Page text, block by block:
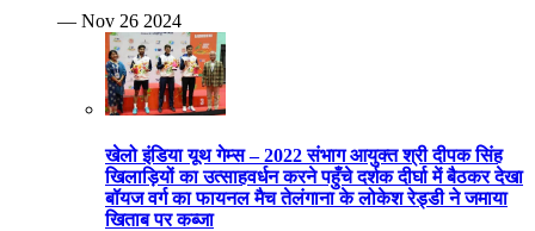
— Nov 26 2024
खेलो इंडिया यूथ गेम्स – 2022 संभाग आयुक्त श्री दीपक सिंह
खिलाड़ियों का उत्साहवर्धन करने पहुँचे दर्शक दीर्घा में बैठकर देखा
बॉयज वर्ग का फायनल मैच तेलंगाना के लोकेश रेड्डी ने जमाया
खिताब पर कब्जा